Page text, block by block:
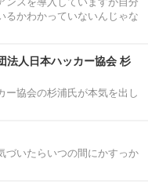
るかわかっていないんじゃな
法人日本ハッカー協会 杉
協会の杉浦氏が本気を出し
づいたらいつの間にかすっか